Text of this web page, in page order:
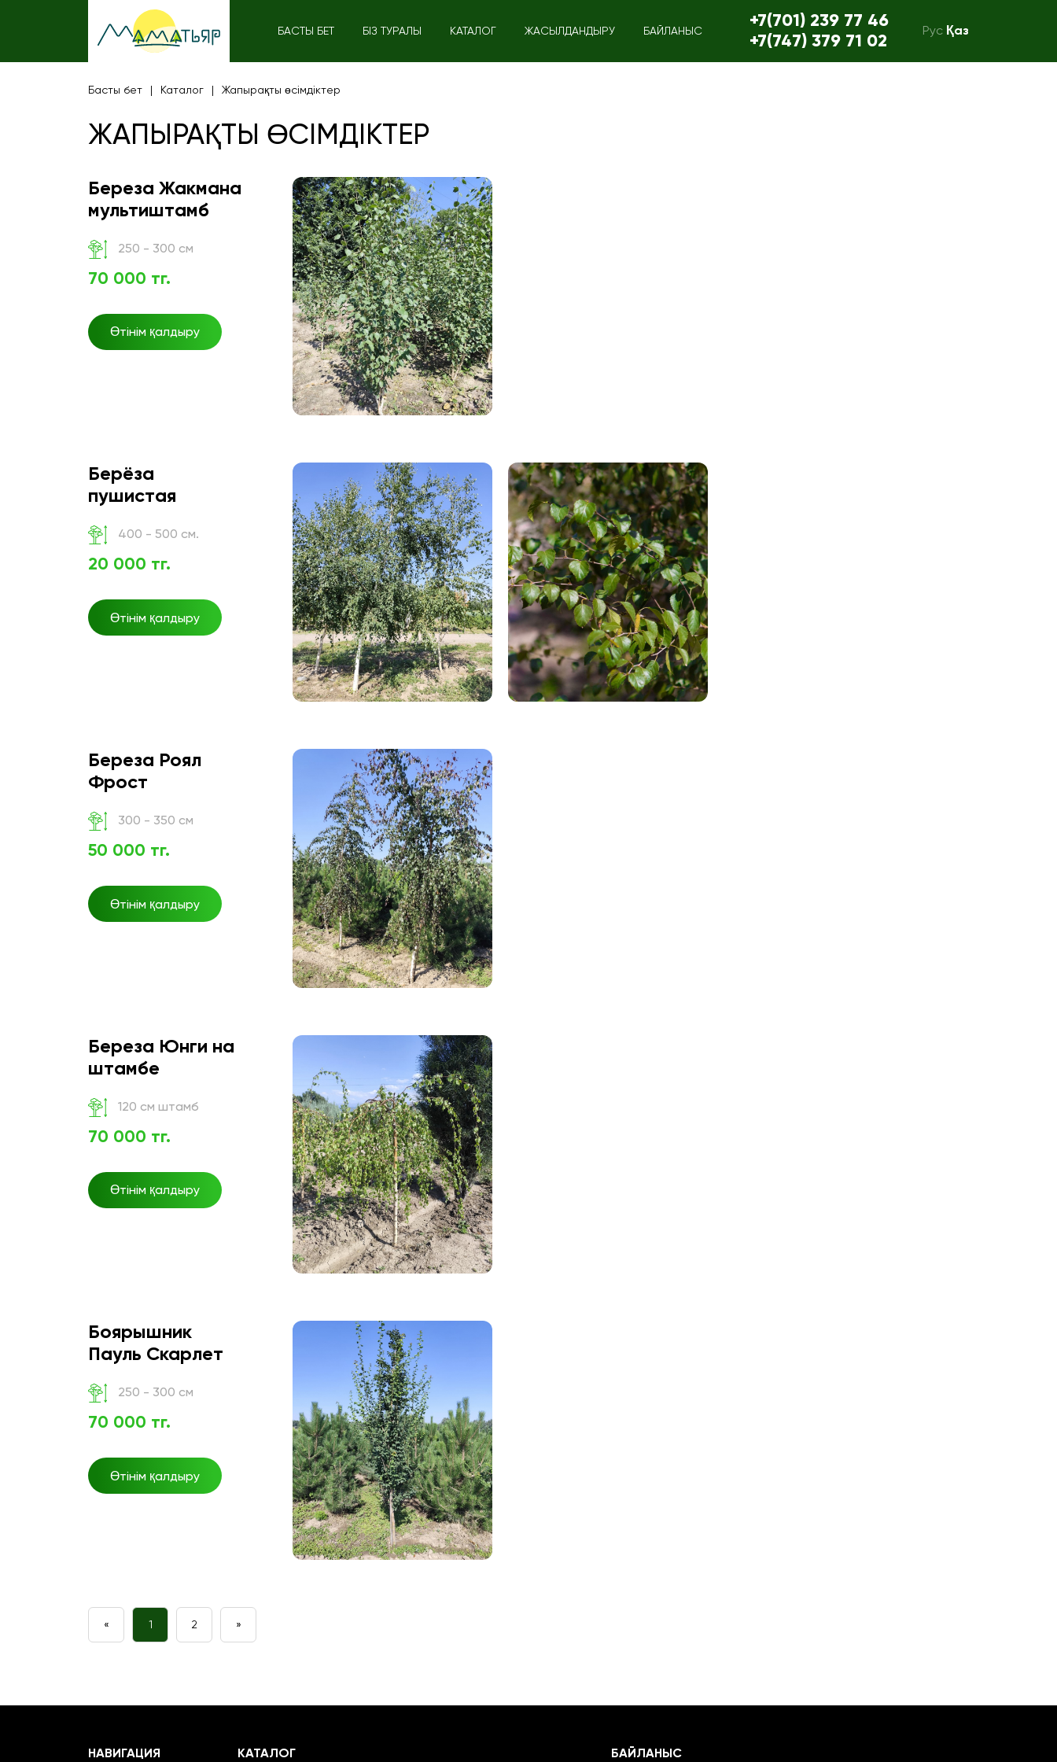
БАСТЫ БЕТ БІЗ ТУРАЛЫ КАТАЛОГ ЖАСЫЛДАНДЫРУ БАЙЛАНЫС
+7(701) 239 77 46
+7(747) 379 71 02
Рус Қаз
Басты бет Каталог Жапырақты өсімдіктер
ЖАПЫРАҚТЫ ӨСІМДІКТЕР
Береза Жакмана
мультиштамб
250 - 300 см
70 000 тг.
Өтінім қалдыру
Берёза
пушистая
400 - 500 см.
20 000 тг.
Өтінім қалдыру
Береза Роял
Фрост
300 - 350 см
50 000 тг.
Өтінім қалдыру
Береза Юнги на
штамбе
120 см штамб
70 000 тг.
Өтінім қалдыру
Боярышник
Пауль Скарлет
250 - 300 см
70 000 тг.
Өтінім қалдыру
« 1 2 »
НАВИГАЦИЯ КАТАЛОГ БАЙЛАНЫС